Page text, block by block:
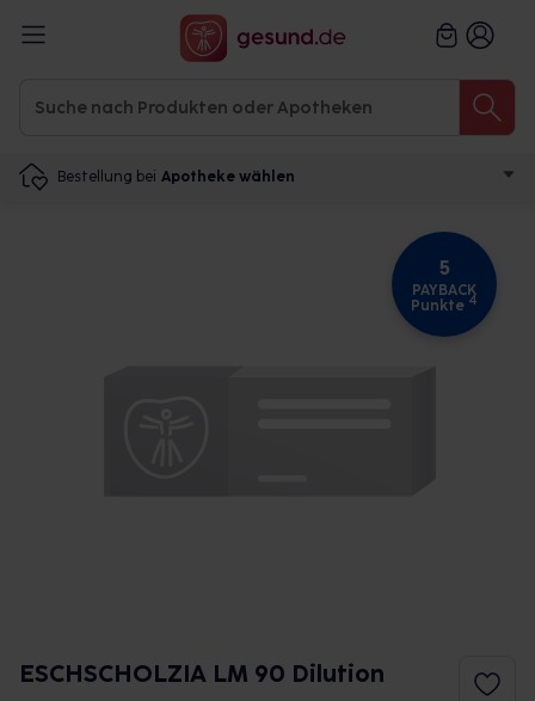
Bestellung bei Apotheke wählen
5
PAYBACK
Punkte 4
ESCHSCHOLZIA LM 90 Dilution